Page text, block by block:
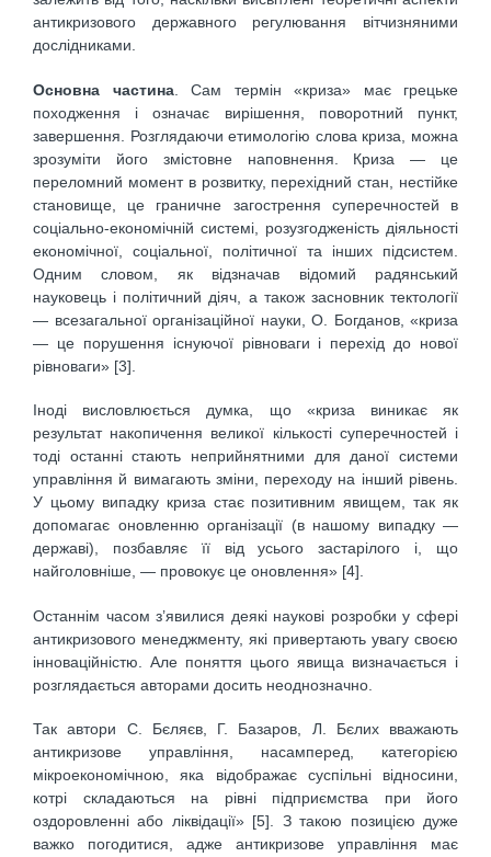
антикризового державного регулювання вітчизняними
дослідниками.
Основна частина. Сам термін «криза» має грецьке
походження і означає вирішення, поворотний пункт,
завершення. Розглядаючи етимологію слова криза, можна
зрозуміти його змістовне наповнення. Криза — це
переломний момент в розвитку, перехідний стан, нестійке
становище, це граничне загострення суперечностей в
соціально-економічній системі, розузгодженість діяльності
економічної, соціальної, політичної та інших підсистем.
Одним словом, як відзначав відомий радянський
науковець і політичний діяч, а також засновник тектології
— всезагальної організаційної науки, О. Богданов, «криза
— це порушення існуючої рівноваги і перехід до нової
рівноваги» [3].
Іноді висловлюється думка, що «криза виникає як
результат накопичення великої кількості суперечностей і
тоді останні стають неприйнятними для даної системи
управління й вимагають зміни, переходу на інший рівень.
У цьому випадку криза стає позитивним явищем, так як
допомагає оновленню організації (в нашому випадку —
державі), позбавляє її від усього застарілого і, що
найголовніше, — провокує це оновлення» [4].
Останнім часом з’явилися деякі наукові розробки у сфері
антикризового менеджменту, які привертають увагу своєю
інноваційністю. Але поняття цього явища визначається і
розглядається авторами досить неоднозначно.
Так автори С. Бєляєв, Г. Базаров, Л. Бєлих вважають
антикризове управління, насамперед, категорією
мікроекономічною, яка відображає суспільні відносини,
котрі складаються на рівні підприємства при його
оздоровленні або ліквідації» [5]. З такою позицією дуже
важко погодитися, адже антикризове управління має